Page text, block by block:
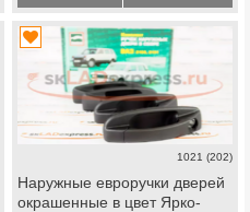
1021 (202)
Наружные евроручки дверей
окрашенные в цвет Ярко-